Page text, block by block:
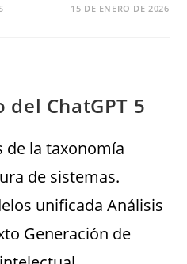
15 DE ENERO DE 2026
ChatGPT 5
de la taxonomía
de sistemas.
unificada Análisis
Generación de